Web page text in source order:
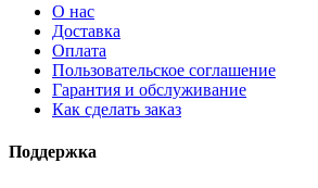
О нас
Доставка
Оплата
Пользовательское соглашение
Гарантия и обслуживание
Как сделать заказ
Поддержка